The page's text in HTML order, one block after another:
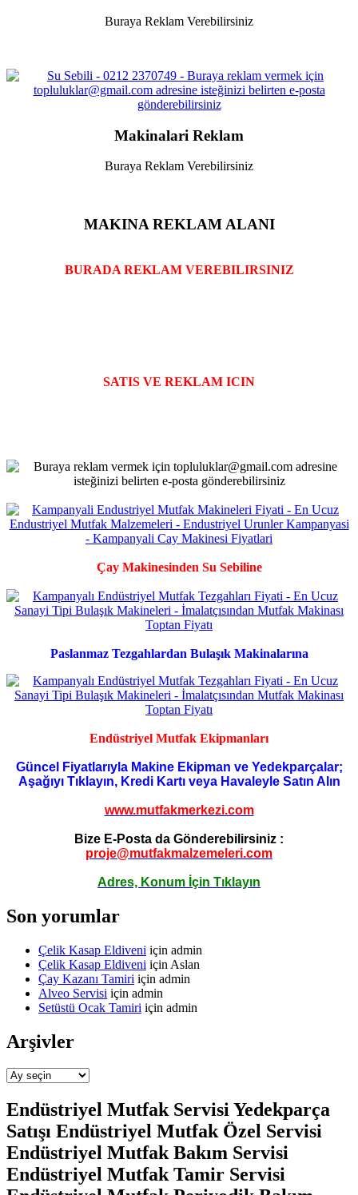
Buraya Reklam Verebilirsiniz
Makinalari Reklam
Buraya Reklam Verebilirsiniz
MAKINA REKLAM ALANI
BURADA REKLAM VEREBILIRSINIZ
SATIS VE REKLAM ICIN
Çay Makinesinden Su Sebiline
Paslanmaz Tezgahlardan Bulaşık Makinalarına
Endüstriyel Mutfak Ekipmanları
Güncel Fiyatlarıyla Makine Ekipman ve Yedekparçalar;
Aşağıyı Tıklayın, Kredi Kartı veya Havaleyle Satın Alın
www.mutfakmerkezi.com
Bize E-Posta da Gönderebilirsiniz :
proje@mutfakmalzemeleri.com
Adres, Konum İçin Tıklayın
Son yorumlar
Çelik Kasap Eldiveni için admin
Çelik Kasap Eldiveni için Aslan
Çay Kazanı Tamiri için admin
Alveo Servisi için admin
Setüstü Ocak Tamiri için admin
Arşivler
Arşivler
Endüstriyel Mutfak Servisi Yedekparça
Satışı Endüstriyel Mutfak Özel Servisi
Endüstriyel Mutfak Bakım Servisi
Endüstriyel Mutfak Tamir Servisi